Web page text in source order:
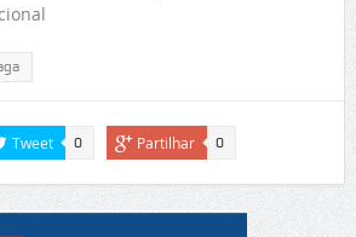
Tweet 0 Partilhar 0